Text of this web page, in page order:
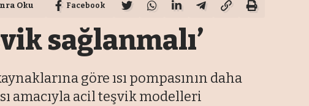
Oku Facebook
sağlanmalı’
göre ısı pompasının daha
amacıyla acil teşvik modelleri